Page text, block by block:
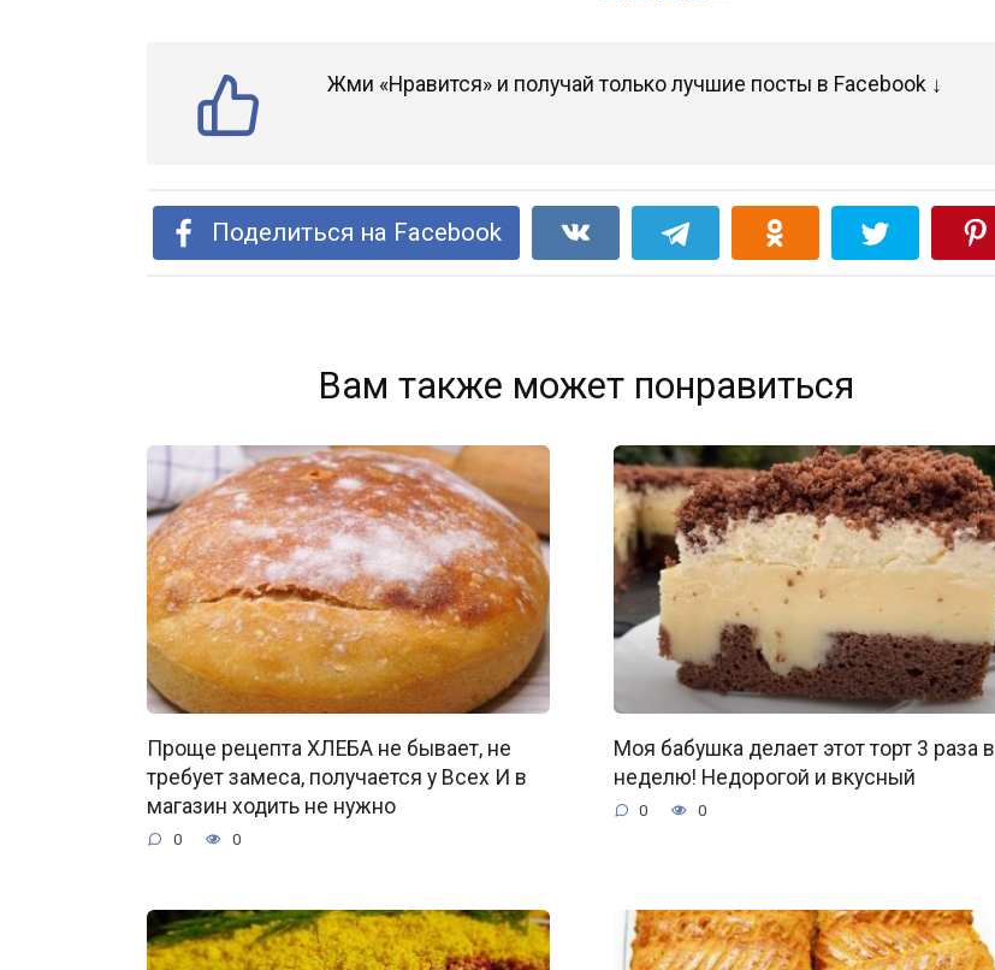
Жми «Нравится» и получай только лучшие посты в Facebook ↓
Поделиться на Facebook
Вам также может понравиться
Проще рецепта ХЛЕБА не бывает, не
требует замеса, получается у Всех И в
магазин ходить не нужно
0 0
Моя бабушка делает этот торт 3 раза в
неделю! Недорогой и вкусный
0 0